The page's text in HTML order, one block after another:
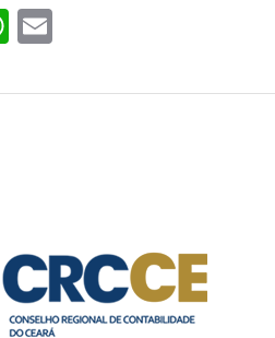
WhatsApp